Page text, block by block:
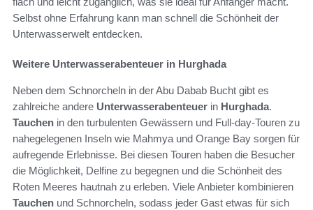
Selbst ohne Erfahrung kann man schnell die Schönheit der
Unterwasserwelt entdecken.
Weitere Unterwasserabenteuer in Hurghada
Neben dem Schnorcheln in der Abu Dabab Bucht gibt es
zahlreiche andere Unterwasserabenteuer in Hurghada.
Tauchen in den turbulenten Gewässern und Full-day-Touren zu
nahegelegenen Inseln wie Mahmya und Orange Bay sorgen für
aufregende Erlebnisse. Bei diesen Touren haben die Besucher
die Möglichkeit, Delfine zu begegnen und die Schönheit des
Roten Meeres hautnah zu erleben. Viele Anbieter kombinieren
Tauchen und Schnorcheln, sodass jeder Gast etwas für sich